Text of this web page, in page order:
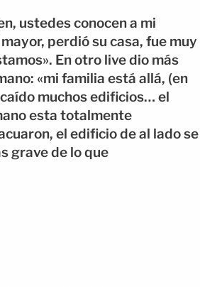
ustedes conocen a mi
perdió su casa, fue muy
En otro live dio más
«mi familia está allá, (en
muchos edificios… el
esta totalmente
el edificio de al lado se
grave de lo que